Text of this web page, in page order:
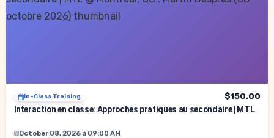
In-Class Training
$150.00
Interaction en classe: Approches pratiques au secondaire | MTL
October 08, 2026 à 09:00 AM